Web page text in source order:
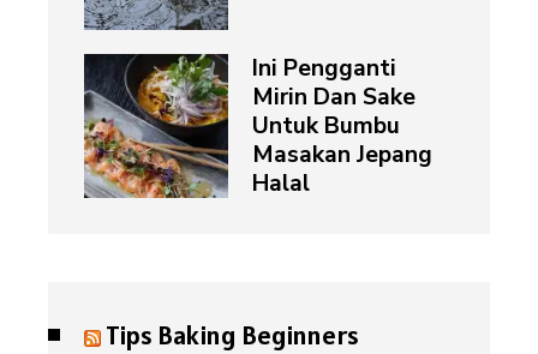
Ini Pengganti
Mirin Dan Sake
Untuk Bumbu
Masakan Jepang
Halal
Tips Baking Beginners